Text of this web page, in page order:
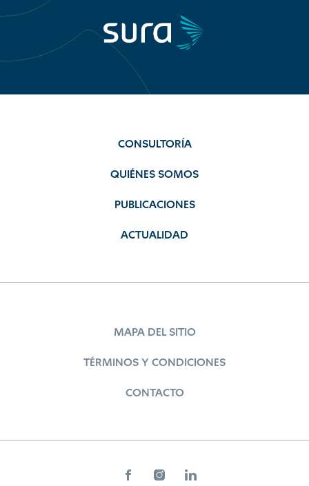
CONSULTORÍA
QUIÉNES SOMOS
PUBLICACIONES
ACTUALIDAD
MAPA DEL SITIO
TÉRMINOS Y CONDICIONES
CONTACTO